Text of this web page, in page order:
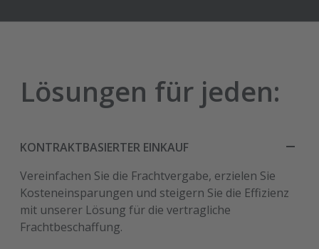
Lösungen für jeden:
KONTRAKTBASIERTER EINKAUF
Vereinfachen Sie die Frachtvergabe, erzielen Sie
Kosteneinsparungen und steigern Sie die Effizienz
mit unserer Lösung für die vertragliche
Frachtbeschaffung.